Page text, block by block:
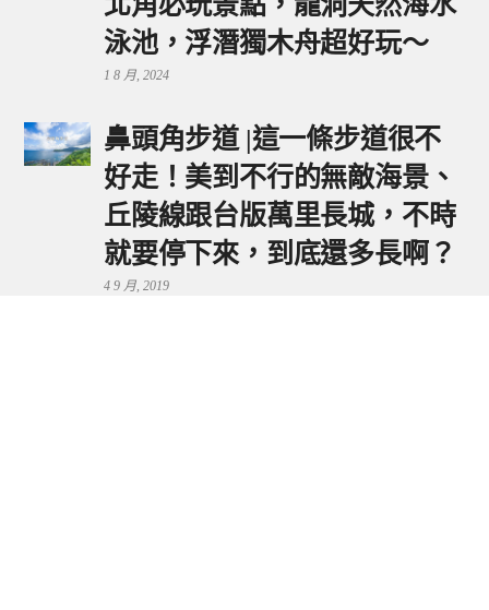
泳池，浮潛獨木舟超好玩～
1 8 月, 2024
鼻頭角步道 |這一條步道很不
好走！美到不行的無敵海景、
丘陵線跟台版萬里長城，不時
就要停下來，到底還多長啊？
4 9 月, 2019